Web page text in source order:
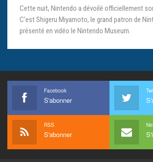
Cette nuit, Nintendo a dévoilé officiellement
C'est Shigeru Miyamoto, le grand patron de
présenté en vidéo le Nintendo Museum.
Facebook
S'abonner
RSS
S'abonner